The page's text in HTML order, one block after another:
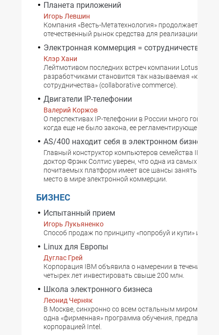
Планета приложений
Игорь Левшин
Компания «Весть-Метатехнология» продолжает
отечественный рынок средства для реализации Web-
Электронная коммерция = сотрудничество
Клэр Хани
Лейтмотивом последних встреч компании Lotus
разработчиками становится так называемая
сотрудничества» (collaborative commerce).
Двигатели IP-телефонии
Валерий Коржов
О перспективах IP-телефонии в России много
когда еще не было закона, ее регламентирующего.
AS/400 находит себя в электронном бизнесе
Главный конструктор компьютеров семейства IBM
доктор Фрэнк Солтис уверен, что одна из самых
почитаемых платформ имеет все шансы занять
место в мире электронной коммерции.
БИЗНЕС
Испытанный прием
Игорь Лукьяненко
Способ продаж по принципу «попробуй и купи»
Linux для Европы
Дуглас Грей
Корпорация IBM объявила о намерении в течение
четырех лет инвестировать свыше 200 млн.
Школа электронного бизнеса
Леонид Черняк
В Москве, синхронно со всем остальным миром,
одна «фирменная» программа обучения,
корпорацией Intel.